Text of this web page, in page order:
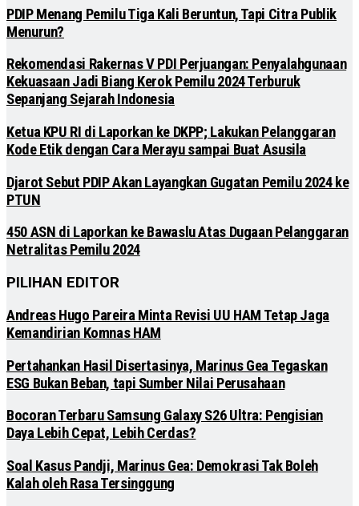
PDIP Menang Pemilu Tiga Kali Beruntun, Tapi Citra Publik
Menurun?
Rekomendasi Rakernas V PDI Perjuangan: Penyalahgunaan
Kekuasaan Jadi Biang Kerok Pemilu 2024 Terburuk
Sepanjang Sejarah Indonesia
Ketua KPU RI di Laporkan ke DKPP; Lakukan Pelanggaran
Kode Etik dengan Cara Merayu sampai Buat Asusila
Djarot Sebut PDIP Akan Layangkan Gugatan Pemilu 2024 ke
PTUN
450 ASN di Laporkan ke Bawaslu Atas Dugaan Pelanggaran
Netralitas Pemilu 2024
PILIHAN EDITOR
Andreas Hugo Pareira Minta Revisi UU HAM Tetap Jaga
Kemandirian Komnas HAM
Pertahankan Hasil Disertasinya, Marinus Gea Tegaskan
ESG Bukan Beban, tapi Sumber Nilai Perusahaan
Bocoran Terbaru Samsung Galaxy S26 Ultra: Pengisian
Daya Lebih Cepat, Lebih Cerdas?
Soal Kasus Pandji, Marinus Gea: Demokrasi Tak Boleh
Kalah oleh Rasa Tersinggung